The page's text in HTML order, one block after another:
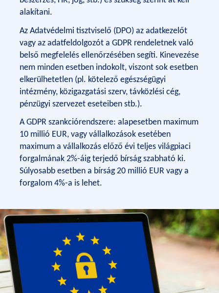
alakítani.
Az Adatvédelmi tisztviselő (DPO) az adatkezelőt
vagy az adatfeldolgozót a GDPR rendeletnek való
belső megfelelés ellenőrzésében segíti. Kinevezése
nem minden esetben indokolt, viszont sok esetben
elkerülhetetlen (pl. kötelező egészségügyi
intézmény, közigazgatási szerv, távközlési cég,
pénzügyi szervezet eseteiben stb.).
A GDPR szankciórendszere: alapesetben maximum
10 millió EUR, vagy vállalkozások esetében
maximum a vállalkozás előző évi teljes világpiaci
forgalmának 2%-áig terjedő bírság szabható ki.
Súlyosabb esetben a bírság 20 millió EUR vagy a
forgalom 4%-a is lehet.